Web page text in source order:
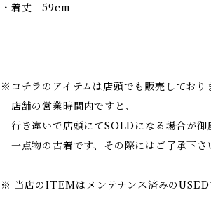
・着丈 59cm
※コチラのアイテムは店頭でも販売しており
店舗の営業時間内ですと、
行き違いで店頭にてSOLDになる場合が御
一点物の古着です、その際にはご了承下さ
※ 当店のITEMはメンテナンス済みのUSED